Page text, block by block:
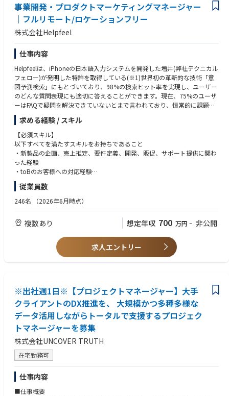
【着任時／ローンチ準備フェーズ】
・ターゲットセグメントの定義と、顧客価値仮説の立案・検証
・価格／課金モデルの設計（サブスクリプション、デバイス同梱時の収益
構造）
・ローンチGTM計画の策定と、CAC・LTVを含むユニットエコノミクスの
初期モデル構築
・外部パートナーの選定と実行体制の構築
【ローンチフェーズ】
・デジタル獲得の設計と運用（運用型広告、ASO、SNS／インフルエンサ
ー施策）
・広報活動の企画・実行（プレスリリースの設計、メディアリレーショ
ン、取材対応の組み立て）
・オンボーディングおよびCRM（プッシュ通知、メール、LINE等）の設計
と、継続率の改善
・継続率、有料転換率、CAC回収期間を主要KPIとしたPMFの検証
・アプリやウェアラブルデバイス販売チャネルの戦略立案と、関係部門と
の連携
【全フェーズ共通】
・薬機法・景品表示法を踏まえた訴求表現の設計と、法務・品質保証部門
との協働
・グローバル展開を見据えたブランド／クリエイティブ資産の設計
・事業計画およびマーケティング計画の経営層への提案
グループ会社のJMDCやオムロンヘルスケアと連携し、ヘルスケアソリュ
げや、ヘルスビッグデータを活用した健康事業の創造を行っています。
◆配属先の課・チームの人数や雰囲気
ムはPdM、デザイナー、データサイエンティスト等、各分野のプロフェッ
ショナルが集まる少数精鋭です。マーケティング機能については今回が最
初の採用であり、事業立上げ時は外部パートナーを主戦力としてご活躍い
ただくことになります。
組織はフラットであり、ご自身の判断で動かせる範囲が非常に広い環境で
す。事業部長との距離が近く、直接議論しながら方向性を決めていきま
す。チームメンバーは様々なバックグラウンドの志が高い人財が集まって
おり、新規事業ゆえに前例のない意思決定が多く、「決まっていることを
実行する」よりも「何を決めるべきかを一緒に考える」ことを歓迎する雰
囲気です。
◆参考リンク
・データソリューション事業本部採用デック： https://speakerdeck.co
・デジタル獲得の一連の実務スキル：運用型広告、ASO、SNS／インフル
エンサー施策、PR
・CRM／リテンション設計：オンボーディング設計、プッシュ通知・メー
ル・LINE等による継続率の改善、LP改善
・データに基づく意思決定：プロダクト分析ツールやBIツールをご自身で
操作し、仮説検証のサイクルを回せること
・広報／PRの基礎実務：プレスリリースの設計、メディアリレーション、
取材対応の組み立て（実行は外部パートナーとの協働を前提とします）
・部門横断のコミュニケーション：法務・品質保証・知財・購買などの管
理部門と協働し、必要な承認プロセスを計画に織り込んで進められること
・戦略の言語化と説明力：経営層に対して事業計画・マーケティング計画
を提案し、意思決定を引き出せること
◆歓迎要件
・コンシューマー向けハードウェア（デバイス）の販売経験。自社EC、E
Cモール、家電量販、通信キャリア等のチャネル設計、価格・在庫マネジ
メントの経験
・行動変容／習慣化のデザイン経験（ゲーミフィケーション、ナッジ、コ
ミュニティ運営、コーチング等による継続率改善の実績）
・コーポレート広報／IR部門と連携し、事業広報と全社ブランドの整合を
取った経験
・B2BまたはB2B2Cマーケティングの経験（法人、健康保険組合、自治体
向けのリード獲得やチャネル開拓）
・SQLやBIツールを用いたデータ分析の自走経験
・英語でのビジネスコミュニケーション、および海外市場向けマーケティ
・ヘルスケア／ウェルネス領域での事業経験
・不確実な状況で意思決定できる方。市場もプロダクトもまだ確定してお
らず、正解が用意されていない前提を楽しめる方を求めています。
・数字で語れる方。感覚ではなく、継続率やユニットエコノミクスをもと
に意思決定の根拠を示せる方。
・ユーザーの行動変容に本気で関心を持てる方。売れれば良いのではな
く、使った方が実際に健康になることに価値を感じられる方。
【ミスマッチとなりやすい方】
・大規模予算の運用と代理店管理が中心で、ご自身でデータやユーザーの
声を取りに行った経験が少ない方
・認知獲得（リーチ、ダウンロード数）を主要KPIとしてこられた方で、
継続率や収益性に責任を持った経験がない方
事業開発・プロダクトマーケティングマネージャー
｜フルリモート/ロケーションフリー
株式会社Helpfeel
仕事内容
Helpfeelは、iPhoneの日本語入力システムを開発した増井(弊社テクニカル
フェロー)が発明した特許を取得している(※1)世界初の革新的な技術「意
図予測検索」にもとづいており、98%の検索ヒット率を実現し、ユーザー
のどんな質問表現にも適切に答えることができます。現在、75%のユーザ
ーはFAQで疑問を解決できていないとまで言われており、恒常的に課題を
抱えるカスタマーサポートの世界において、革命をもたらす注目のSaaSこ
そがHelpfeelです。
現在は業界を問わず様々なトップブランド約600サイト以上に導入されて
います。
(※1)特許番号第7112155号、第7112156号
2023年には合計20億円の資金調達を達成し、シリーズDというラウンドで
ングです。
今後さらなる事業拡大に向け優秀な人材の採用に力を入れています。
事業成長を支えるための組織拡大に伴って、プロダクトマーケティングマ
ネージャーはビジネスと技術を横断を強化すべく新設された専任ポジショ
ンです。
プロダクトマーケティングマネージャーの役割は特に、FAQ SaaS 「Helpf
eel」に関わっていただきます。エンジニアリングに関わるプロダクトマネ
＜主な役割＞
・Helpfeelに関わる新規機能・製品の立ち上げ
・プロダクトやサービスに関わる横断性の高い業務
・大きな売上達成や戦略推進に関わるが、いずれの事業部にも分類するの
が難しい業務
＜具体的な業務例＞
・研究開発中のプロダクトの顧客説明/デモ提供/サポート
・大手顧客に特化した特別サポートの提供
・新製品を販売・提供するための事業部に向けたデリバリー活動
・プライシングルールの設計
・機能アップデートの発信
求める経験 / スキル
【必須スキル】
以下すべてを満たすスキルをお持ちであること
・新製品の企画、売上推定、要件定義、開発、販促、サポート提供に関わ
った経験
・toBのお客様への対応経験
・IT/Webに関わる知識や経験
・社内外のステークホルダーとの複雑な調整の経験
・機能を正しく顧客や社内に理解してもらい、利用してもらうための説明
【歓迎スキル】
・料金の設計や分析運用に関わる経験
・何らかのプログラミング言語のコーディング経験
・ナレッジ管理に用いられるサードパーティー製品の知識（Wordpress, Z
SE
ITコンサルタント
PdM（プロダクトマネージャー）
PMM（プロダクトマーケティングマネージャー）
プリセールスやセールスエンジニア
テクニカルサポートやサポートエンジニア
Webエンジニア
カスタマーサクセス
【求める人物像】
・Helpfeelのビジョンやバリューに共感する方
・チームメンバーや他部署のメンバーと協業できるコミュニケーション能
従業員数
246名 （2026年6月時点）
複数あり 想定年収 700 万円 ~ 非公開
求人エントリー
※出社週1日※【プロジェクトマネージャー】大手
クライアントのDX推進を、 大規模かつ多種多様な
データ活用しながらトータルで支援するプロジェク
トマネージャーを募集
株式会社UNCOVER TRUTH
在宅勤務可
仕事内容
■仕事概要